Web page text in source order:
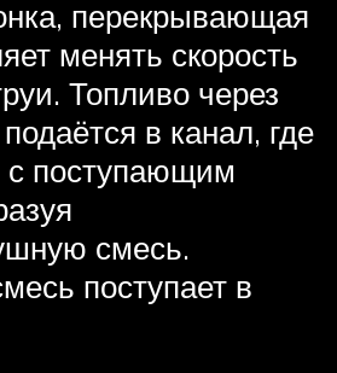
перекрывающая
менять скорость
Топливо через
в канал, где
поступающим
смесь.
поступает в